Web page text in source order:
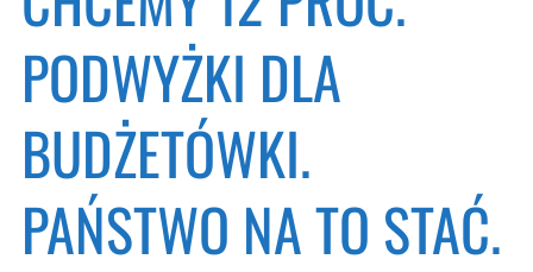
PODWYŻKI DLA
BUDŻETÓWKI.
PAŃSTWO NA TO STAĆ.